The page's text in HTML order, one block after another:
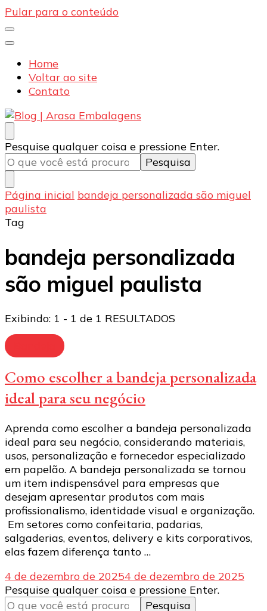
Pular para o conteúdo
Home
Voltar ao site
Contato
Blog | Arasa Embalagens
Confira conteúdos sobre embalagens para pizzas,
doces e salgados. Tudo para seu comércio com a
qualidade Arasa. Leia nossos conteúdos!
Procurando
algo?
Pesquise qualquer coisa e pressione Enter.
Página inicial bandeja personalizada são miguel
paulista
Tag
bandeja personalizada
são miguel paulista
Exibindo: 1 - 1 de 1 RESULTADOS
Como escolher a bandeja personalizada
ideal para seu negócio
Aprenda como escolher a bandeja personalizada
ideal para seu negócio, considerando materiais,
usos, personalização e fornecedor especializado
em papelão. A bandeja personalizada se tornou
um item indispensável para empresas que
desejam apresentar produtos com mais
profissionalismo, identidade visual e organização.
Em setores como confeitaria, padarias,
salgaderias, eventos, delivery e kits corporativos,
elas fazem diferença tanto …
4 de dezembro de 20254 de dezembro de 2025
Procurando
algo?
Pesquise qualquer coisa e pressione Enter.